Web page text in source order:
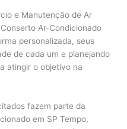
e Manutenção de Ar
Ar-Condicionado
personalizada, seus
de cada um e planejando
atingir o objetivo na
fazem parte da
em SP Tempo,